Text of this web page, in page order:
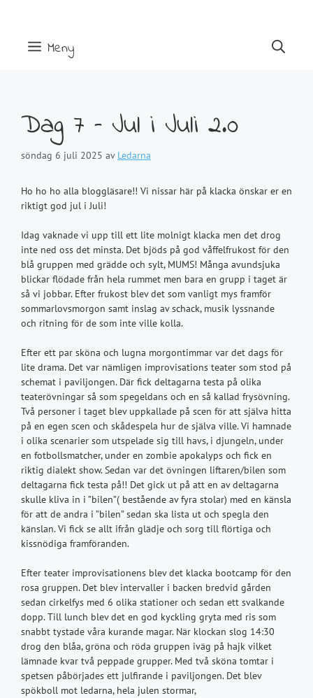
Meny
Dag 7 – Jul i Juli 2.0
söndag 6 juli 2025 av Ledarna
Ho ho ho alla bloggläsare!! Vi nissar här på klacka önskar er en
riktigt god jul i Juli!
Idag vaknade vi upp till ett lite molnigt klacka men det drog
inte ned oss det minsta. Det bjöds på god våffelfrukost för den
blå gruppen med grädde och sylt, MUMS! Många avundsjuka
blickar flödade från hela rummet men bara en grupp i taget är
så vi jobbar. Efter frukost blev det som vanligt mys framför
sommarlovsmorgon samt inslag av schack, musik lyssnande
och ritning för de som inte ville kolla.
Efter ett par sköna och lugna morgontimmar var det dags för
lite drama. Det var nämligen improvisations teater som stod på
schemat i paviljongen. Där fick deltagarna testa på olika
teaterövningar så som spegeldans och en så kallad frysövning.
Två personer i taget blev uppkallade på scen för att själva hitta
på en egen scen och skådespela hur de själva ville. Vi hamnade
i olika scenarier som utspelade sig till havs, i djungeln, under
en fotbollsmatcher, under en zombie apokalyps och fick en
riktig dialekt show. Sedan var det övningen liftaren/bilen som
deltagarna fick testa på!! Det gick ut på att en av deltagarna
skulle kliva in i ”bilen”( bestående av fyra stolar) med en känsla
för att de andra i ”bilen” sedan ska lista ut och spegla den
känslan. Vi fick se allt ifrån glädje och sorg till flörtiga och
kissnödiga framföranden.
Efter teater improvisationens blev det klacka bootcamp för den
rosa gruppen. Det blev intervaller i backen bredvid gården
sedan cirkelfys med 6 olika stationer och sedan ett svalkande
dopp. Till lunch blev det en god kyckling gryta med ris som
snabbt tystade våra kurande magar. När klockan slog 14:30
drog den blåa, gröna och röda gruppen iväg på hajk vilket
lämnade kvar två peppade grupper. Med två sköna tomtar i
spetsen påbörjades ett julfirande i paviljongen. Det blev
spökboll mot ledarna, hela julen stormar,